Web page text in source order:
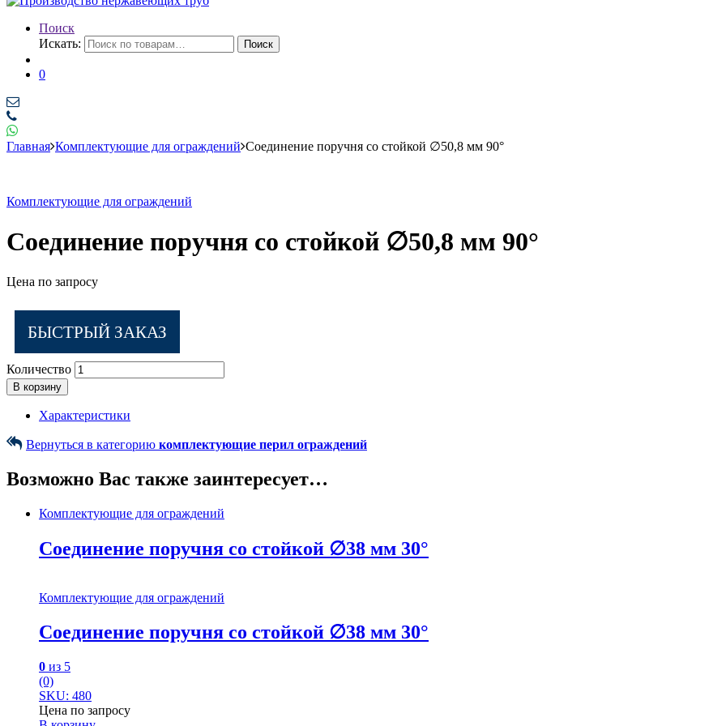
Поиск
Искать:
Поиск
0
Главная Комплектующие для ограждений Соединение поручня со стойкой ∅50,8 мм 90°
Комплектующие для ограждений
Соединение поручня со стойкой ∅50,8 мм 90°
Цена по запросу
БЫСТРЫЙ ЗАКАЗ
Количество
В корзину
Характеристики
Вернуться в категорию комплектующие перил ограждений
Возможно Вас также заинтересует…
Комплектующие для ограждений
Соединение поручня со стойкой ∅38 мм 30°
Комплектующие для ограждений
Соединение поручня со стойкой ∅38 мм 30°
0 из 5
(0)
SKU: 480
Цена по запросу